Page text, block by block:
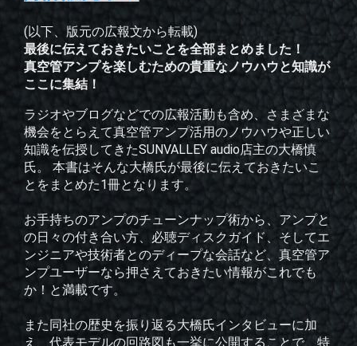
(以下、版元の広報文から転載)
最後に伝えておきたいことを全部まとめました！
真空管アンプを楽しむための貴重なノウハウと知識が
ここに集結！
ラジオやブログなどでの広報活動も含め、さまざまな
機会をとらえて真空管アンプ活用のノウハウや正しい
知識を伝授してきたSUNVALLEY audio店主の大橋慎
氏。 本書はそんな大橋氏が最後に伝えておきたいこ
とをまとめた1冊となります。
お手持ちのアンプのチューンナップ術から、アンプと
の日々の付き合い方、必聴ディスクガイド、そしてエ
ンジニアや技術者とのディープな会話など、真空管ア
ンプユーザーなら押さえておきたい情報がこれでも
か！と満載です。
また同社の歴史を振り返る大橋氏インタビューに加
え、代表モデルの回路図も一挙に公開することで、特